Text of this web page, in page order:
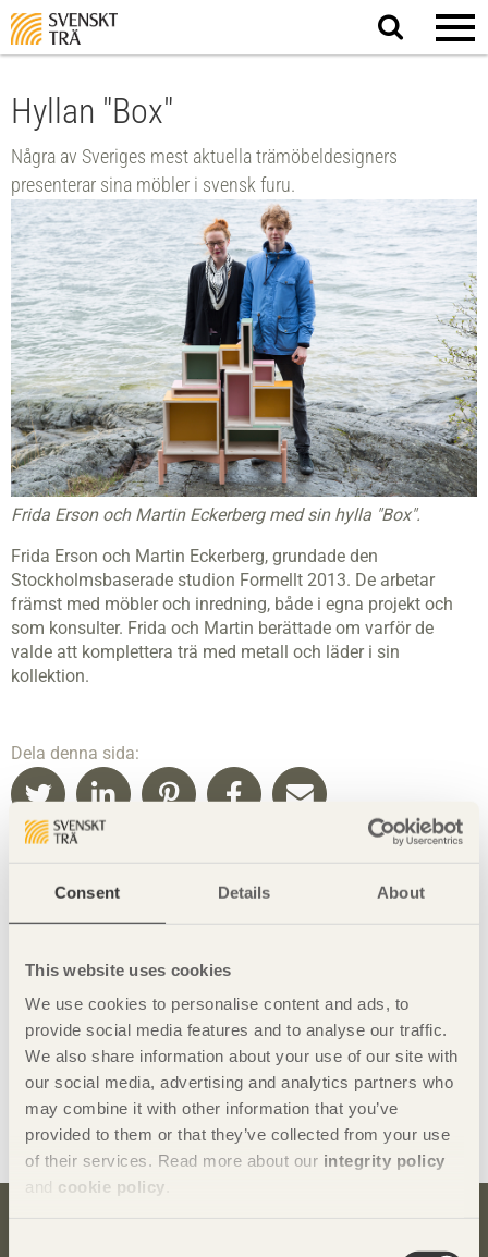
Consent Details About
This website uses cookies
We use cookies to personalise content and ads, to
provide social media features and to analyse our traffic.
We also share information about your use of our site with
our social media, advertising and analytics partners who
may combine it with other information that you’ve
provided to them or that they’ve collected from your use
of their services. Read more about our integrity policy
and cookie policy
Sök
på
Hyllan "Box"
Några av Sveriges mest aktuella trämöbeldesigners
presenterar sina möbler i svensk furu.
Frida Erson och Martin Eckerberg med sin hylla "Box".
Frida Erson och Martin Eckerberg, grundade den
Stockholmsbaserade studion Formellt 2013. De arbetar
främst med möbler och inredning, både i egna projekt och
som konsulter. Frida och Martin berättade om varför de
valde att komplettera trä med metall och läder i sin
kollektion.
Dela denna sida:
Designerna inspirerade kinesiska möbeldesigners på
ett seminarium ordnat av Svenskt Trä.
Se de svenska designerna som deltog i
seminariet
Jens Fager
Julia Gamborg Nielsen
Erik Lith
Fredrik Paulsen